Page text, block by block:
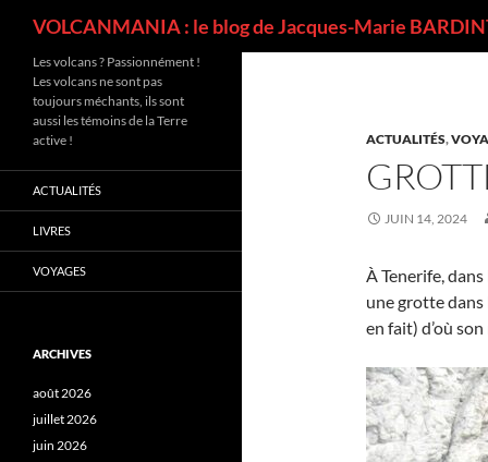
VOLCANMANIA : le blog de Jacques-Marie
ACTUALITÉS,
JUIN 14, 2024
À Tenerife,
une grotte dans
en fait) d’où
Les volcans ? Passionnément !
Les volcans ne sont pas
toujours méchants, ils sont
aussi les témoins de la Terre
active !
ACTUALITÉS
LIVRES
VOYAGES
ARCHIVES
août 2026
juillet 2026
juin 2026